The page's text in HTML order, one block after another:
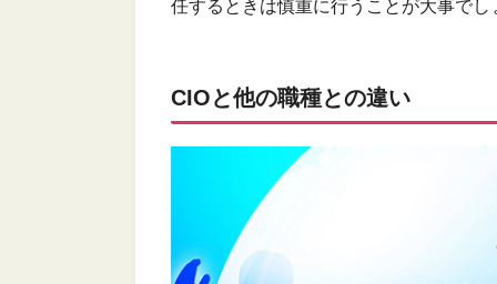
任するときは慎重に行うことが大事でし
CIOと他の職種との違い